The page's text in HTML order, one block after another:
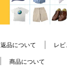
返品について レビ
商品について